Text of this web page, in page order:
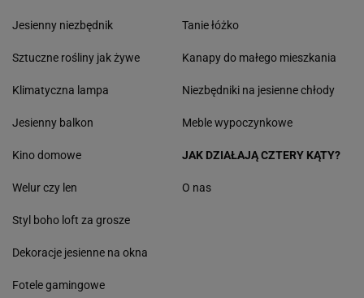
Jesienny niezbędnik
Sztuczne rośliny jak żywe
Klimatyczna lampa
Jesienny balkon
Tanie łóżko
Kanapy do małego mieszkania
Niezbędniki na jesienne chłody
Meble wypoczynkowe
Kino domowe
Welur czy len
Styl boho loft za grosze
Dekoracje jesienne na okna
Fotele gamingowe
JAK DZIAŁAJĄ CZTERY KĄTY?
O nas